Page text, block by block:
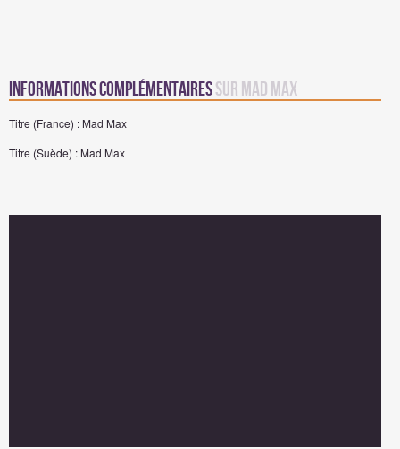
Informations complémentairessur Mad Max
Titre (France) : Mad Max
Titre (Suède) : Mad Max